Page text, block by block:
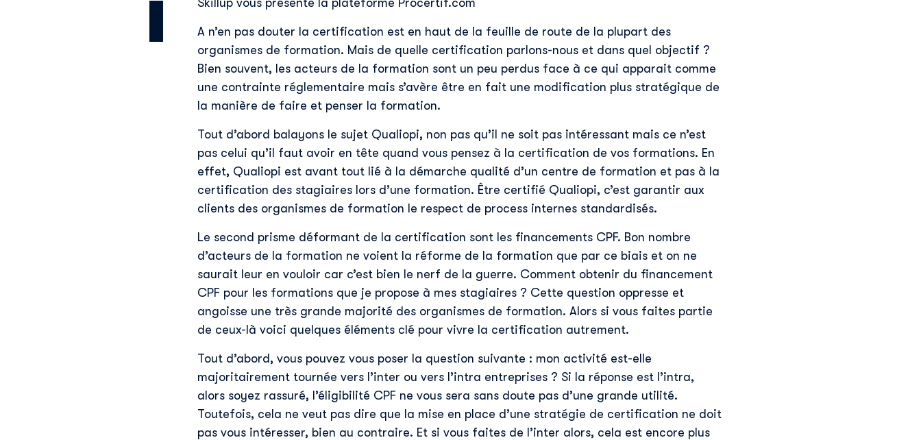
Skillup vous présente la plateforme Procertif.com
A n’en pas douter la certification est en haut de la feuille de route de la plupart des
organismes de formation. Mais de quelle certification parlons-nous et dans quel objectif ?
Bien souvent, les acteurs de la formation sont un peu perdus face à ce qui apparait comme
une contrainte réglementaire mais s’avère être en fait une modification plus stratégique de
la manière de faire et penser la formation.
Tout d’abord balayons le sujet Qualiopi, non pas qu’il ne soit pas intéressant mais ce n’est
pas celui qu’il faut avoir en tête quand vous pensez à la certification de vos formations. En
effet, Qualiopi est avant tout lié à la démarche qualité d’un centre de formation et pas à la
certification des stagiaires lors d’une formation. Être certifié Qualiopi, c’est garantir aux
clients des organismes de formation le respect de process internes standardisés.
Le second prisme déformant de la certification sont les financements CPF. Bon nombre
d’acteurs de la formation ne voient la réforme de la formation que par ce biais et on ne
saurait leur en vouloir car c’est bien le nerf de la guerre. Comment obtenir du financement
CPF pour les formations que je propose à mes stagiaires ? Cette question oppresse et
angoisse une très grande majorité des organismes de formation. Alors si vous faites partie
de ceux-là voici quelques éléments clé pour vivre la certification autrement.
Tout d’abord, vous pouvez vous poser la question suivante : mon activité est-elle
majoritairement tournée vers l’inter ou vers l’intra entreprises ? Si la réponse est l’intra,
alors soyez rassuré, l’éligibilité CPF ne vous sera sans doute pas d’une grande utilité.
Toutefois, cela ne veut pas dire que la mise en place d’une stratégie de certification ne doit
pas vous intéresser, bien au contraire. Et si vous faites de l’inter alors, cela est encore plus